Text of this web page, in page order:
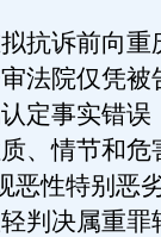
诉前向重
法院仅凭被
定事实错误
、情节和危
恶性特别恶
判决属重罪